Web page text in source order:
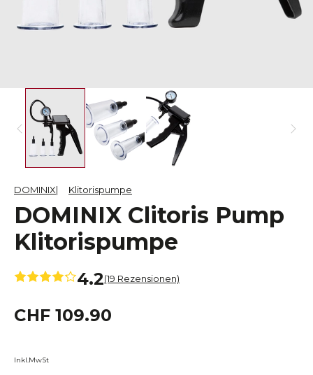
DOMINIX Klitorispumpe
DOMINIX Clitoris Pump
Klitorispumpe
4.2(19 Rezensionen)
CHF 109.90
Inkl.MwSt